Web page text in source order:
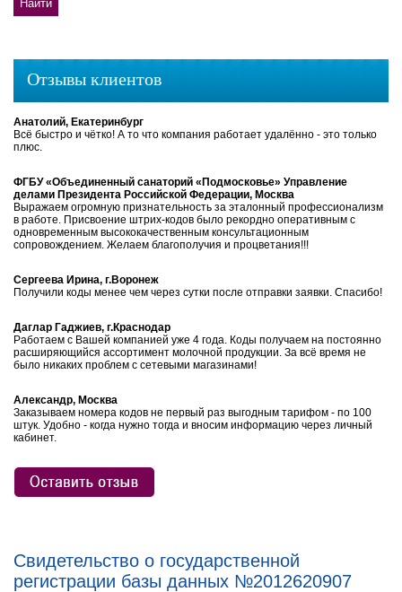
Отзывы клиентов
Анатолий, Екатеринбург
Всё быстро и чётко! А то что компания работает удалённо - это только
плюс.
ФГБУ «Объединенный санаторий «Подмосковье» Управление
делами Президента Российской Федерации, Москва
Выражаем огромную признательность за эталонный профессионализм
в работе. Присвоение штрих-кодов было рекордно оперативным с
одновременным высококачественным консультационным
сопровождением. Желаем благополучия и процветания!!!
Сергеева Ирина, г.Воронеж
Получили коды менее чем через сутки после отправки заявки. Спасибо!
Даглар Гаджиев, г.Краснодар
Работаем с Вашей компанией уже 4 года. Коды получаем на постоянно
расширяющийся ассортимент молочной продукции. За всё время не
было никаких проблем с сетевыми магазинами!
Александр, Москва
Заказываем номера кодов не первый раз выгодным тарифом - по 100
штук. Удобно - когда нужно тогда и вносим информацию через личный
кабинет.
Свидетельство о государственной
регистрации базы данных №2012620907